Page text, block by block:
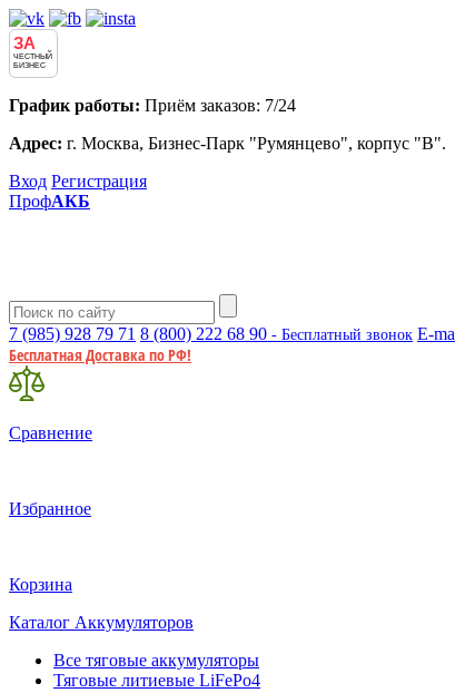
ЗА
ЧЕСТНЫЙ
БИЗНЕС
График работы: Приём заказов: 7/24
Адрес: г. Москва, Бизнес-Парк "Румянцево", корпус "В".
Вход Регистрация
ПрофАКБ
7 (985) 928 79 71 8 (800) 222 68 90 - Бесплатный звонок E-
Бесплатная Доставка по РФ!
Сравнение
Избранное
Корзина
Каталог Аккумуляторов
Все тяговые аккумуляторы
Тяговые литиевые LiFePo4